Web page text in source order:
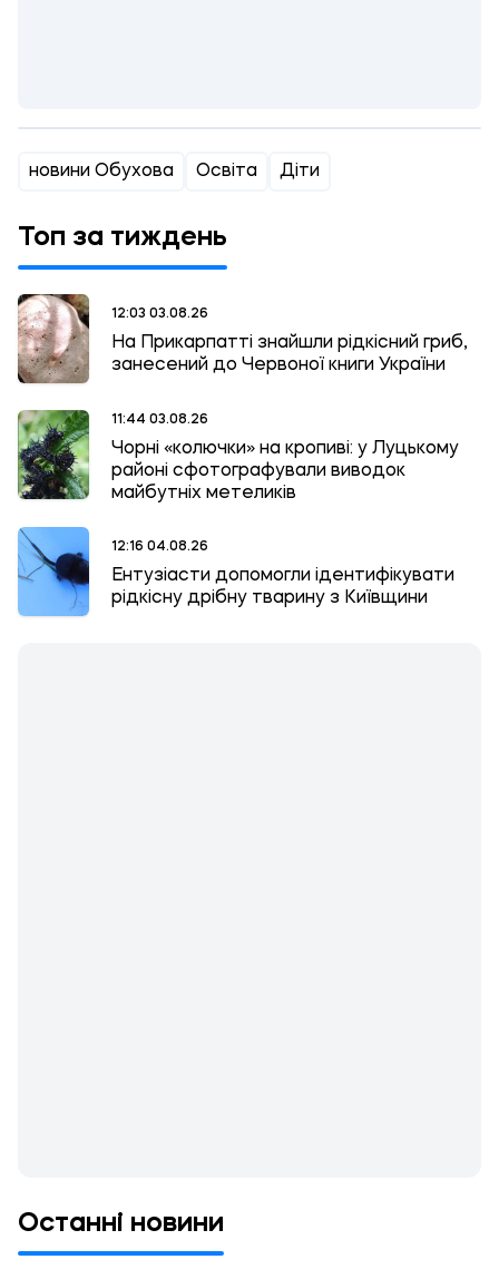
новини Обухова Освіта Діти
Топ за тиждень
12:03 03.08.26
На Прикарпатті знайшли рідкісний гриб,
занесений до Червоної книги України
11:44 03.08.26
Чорні «колючки» на кропиві: у Луцькому
районі сфотографували виводок
майбутніх метеликів
12:16 04.08.26
Ентузіасти допомогли ідентифікувати
рідкісну дрібну тварину з Київщини
Останні новини